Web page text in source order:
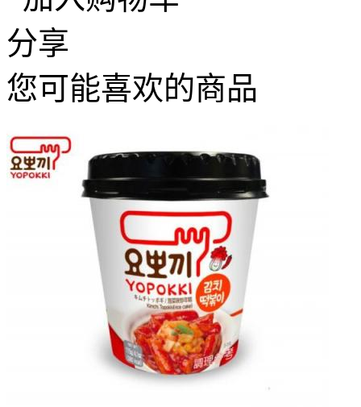
分享
您可能喜欢的商品